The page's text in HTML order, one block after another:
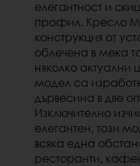
елегантност и
профил. Кресло
конструкция от
облечена в мека
няколко актуални
модел са
дървесина в две
Изключително
елегантен, този
всяка една
ресторанти,